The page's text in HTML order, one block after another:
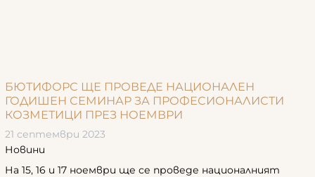
БЮТИФОРС ЩЕ ПРОВЕДЕ НАЦИОНАЛЕН
ГОДИШЕН СЕМИНАР ЗА ПРОФЕСИОНАЛИСТИ
КОЗМЕТИЦИ ПРЕЗ НОЕМВРИ
21 септември 2023
Новини
На 15, 16 и 17 ноември ще се проведе националният